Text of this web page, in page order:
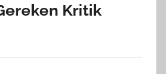
Kritik